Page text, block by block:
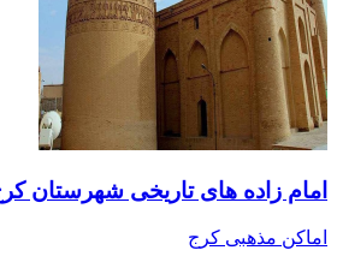
امام زاده های تاریخی شهرستان
اماکن مذهبی کرج